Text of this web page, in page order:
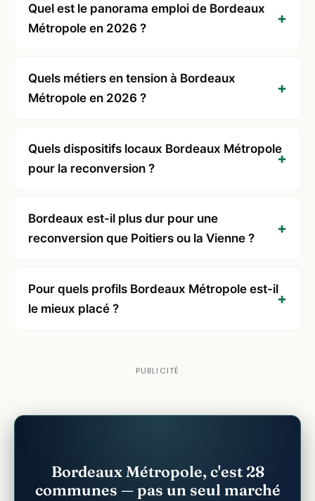
Quel est le panorama emploi de Bordeaux
Métropole en 2026 ?
Quels métiers en tension à Bordeaux
Métropole en 2026 ?
Quels dispositifs locaux Bordeaux Métropole
pour la reconversion ?
Bordeaux est-il plus dur pour une
reconversion que Poitiers ou la Vienne ?
Pour quels profils Bordeaux Métropole est-il
le mieux placé ?
Bordeaux Métropole, c'est 28
communes — pas un seul marché